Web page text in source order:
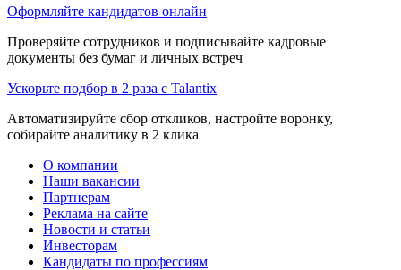
Оформляйте кандидатов онлайн
Проверяйте сотрудников и подписывайте кадровые
документы без бумаг и личных встреч
Ускорьте подбор в 2 раза с Talantix
Автоматизируйте сбор откликов, настройте воронку,
собирайте аналитику в 2 клика
О компании
Наши вакансии
Партнерам
Реклама на сайте
Новости и статьи
Инвесторам
Кандидаты по профессиям